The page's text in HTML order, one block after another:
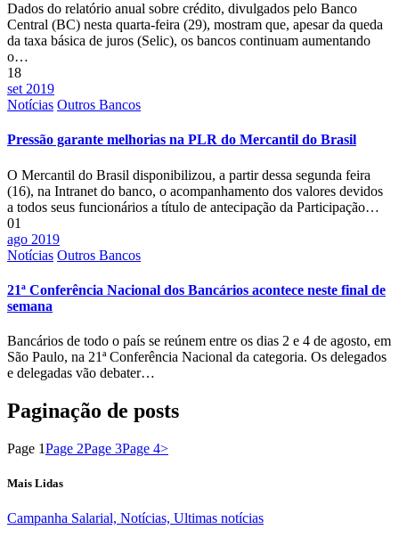
Dados do relatório anual sobre crédito, divulgados pelo Banco
Central (BC) nesta quarta-feira (29), mostram que, apesar da queda
da taxa básica de juros (Selic), os bancos continuam aumentando
o…
18
set 2019
Notícias Outros Bancos
Pressão garante melhorias na PLR do Mercantil do Brasil
O Mercantil do Brasil disponibilizou, a partir dessa segunda feira
(16), na Intranet do banco, o acompanhamento dos valores devidos
a todos seus funcionários a título de antecipação da Participação…
01
ago 2019
Notícias Outros Bancos
21ª Conferência Nacional dos Bancários acontece neste final de
semana
Bancários de todo o país se reúnem entre os dias 2 e 4 de agosto, em
São Paulo, na 21ª Conferência Nacional da categoria. Os delegados
e delegadas vão debater…
Paginação de posts
Page 1Page 2Page 3Page 4>
Mais Lidas
Campanha Salarial, Notícias, Ultimas notícias